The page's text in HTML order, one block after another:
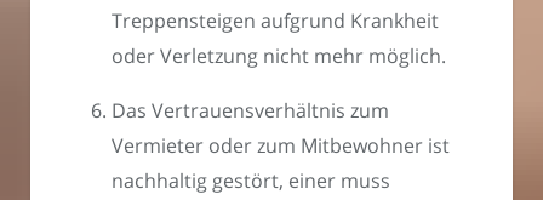
Treppensteigen aufgrund Krankheit
oder Verletzung nicht mehr möglich.
Das Vertrauensverhältnis zum
Vermieter oder zum Mitbewohner ist
nachhaltig gestört, einer muss